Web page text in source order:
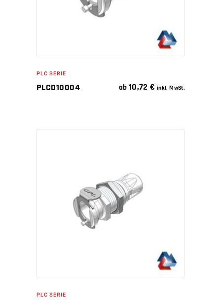
PLC SERIE
PLCD10004 ab 10,72€ inkl. MwSt.
IN DEN WARENKORB
PLC SERIE